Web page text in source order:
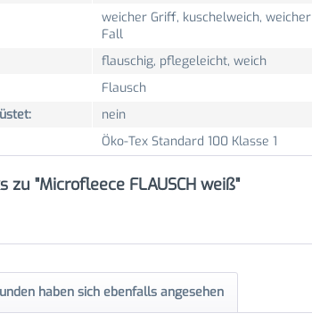
weicher Griff, kuschelweich, weicher
Fall
flauschig, pflegeleicht, weich
Flausch
nein
Öko-Tex Standard 100 Klasse 1
"Microfleece FLAUSCH weiß"
haben sich ebenfalls angesehen